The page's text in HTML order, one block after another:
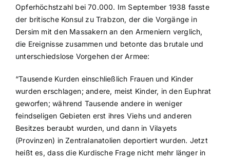
Opferhöchstzahl bei 70.000. Im September 1938 fasste
der britische Konsul zu Trabzon, der die Vorgänge in
Dersim mit den Massakern an den Armeniern verglich,
die Ereignisse zusammen und betonte das brutale und
unterschiedslose Vorgehen der Armee:
“Tausende Kurden einschließlich Frauen und Kinder
wurden erschlagen; andere, meist Kinder, in den Euphrat
geworfen; während Tausende andere in weniger
feindseligen Gebieten erst ihres Viehs und anderen
Besitzes beraubt wurden, und dann in Vilayets
(Provinzen) in Zentralanatolien deportiert wurden. Jetzt
heißt es, dass die Kurdische Frage nicht mehr länger in